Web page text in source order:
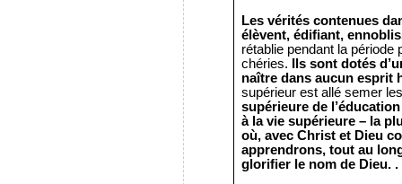
Les vérités contenues
élèvent, édifiant,
rétablie pendant la
chéries.
Ils sont dotés
naître dans aucun esprit
supérieur est allé semer
supérieure de
à la vie supérieure – la
où, avec Christ et Dieu
apprendrons, tout au
glorifier le nom de Dieu. .